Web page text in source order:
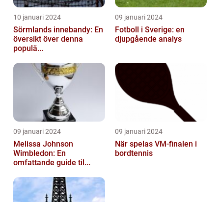
10 januari 2024
Sörmlands innebandy: En
översikt över denna
populä...
09 januari 2024
Fotboll i Sverige: en
djupgående analys
09 januari 2024
Melissa Johnson
Wimbledon: En
omfattande guide til...
09 januari 2024
När spelas VM-finalen i
bordtennis